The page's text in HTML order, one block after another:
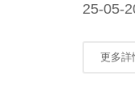
25-05-
更多詳